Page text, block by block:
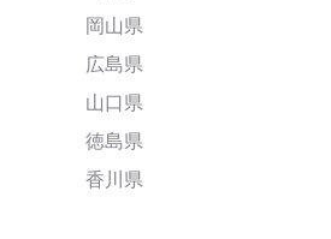
岡山県
広島県
山口県
徳島県
香川県